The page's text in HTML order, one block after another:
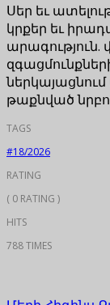
Սեր եւ
կրքեր եւ
արագություն.
թաքնված
TAGS
#18/2026
RATING
( 0 RATING )
HITS
788 TIMES